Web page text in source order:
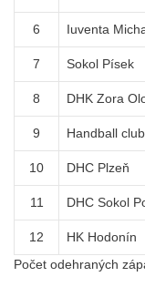
6 Iuventa
7 Sokol Písek
8 DHK Zora
9 Handball
10 DHC Plzeň
11 DHC Sokol
12 HK Hodonín
Počet odehraných